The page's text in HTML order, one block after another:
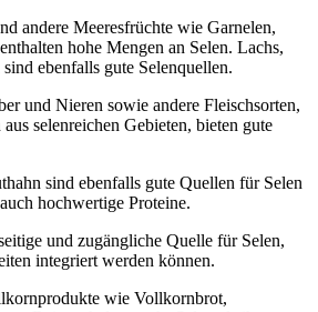
andere Meeresfrüchte wie Garnelen,
hohe Mengen an Selen. Lachs,
ebenfalls gute Selenquellen.
und Nieren sowie andere Fleischsorten,
selenreichen Gebieten, bieten gute
sind ebenfalls gute Quellen für Selen
hochwertige Proteine.
und zugängliche Quelle für Selen,
integriert werden können.
wie Vollkornbrot,